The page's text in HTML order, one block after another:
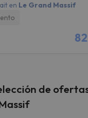
en Le Grand Massif
de